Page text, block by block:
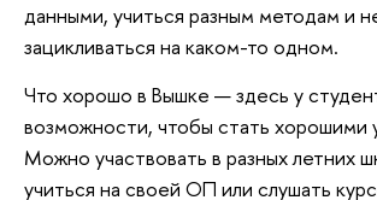
данными, учиться разным методам и
зацикливаться на каком-то одном.
Что хорошо в Вышке — здесь у
возможности, чтобы стать хорошими
Можно участвовать в разных летних
учиться на своей ОП или слушать